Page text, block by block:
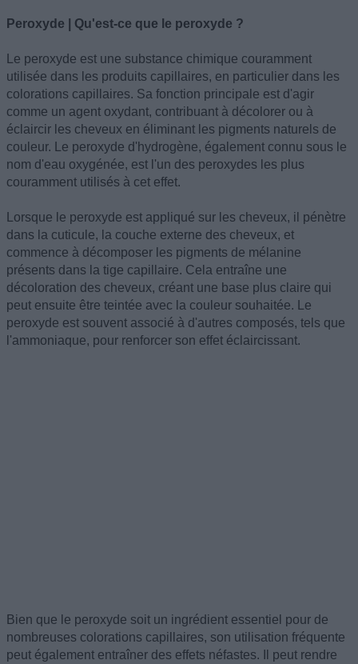
Peroxyde | Qu'est-ce que le peroxyde ?
Le peroxyde est une substance chimique couramment
utilisée dans les produits capillaires, en particulier dans les
colorations capillaires. Sa fonction principale est d'agir
comme un agent oxydant, contribuant à décolorer ou à
éclaircir les cheveux en éliminant les pigments naturels de
couleur. Le peroxyde d'hydrogène, également connu sous le
nom d'eau oxygénée, est l'un des peroxydes les plus
couramment utilisés à cet effet.
Lorsque le peroxyde est appliqué sur les cheveux, il pénètre
dans la cuticule, la couche externe des cheveux, et
commence à décomposer les pigments de mélanine
présents dans la tige capillaire. Cela entraîne une
décoloration des cheveux, créant une base plus claire qui
peut ensuite être teintée avec la couleur souhaitée. Le
peroxyde est souvent associé à d'autres composés, tels que
l'ammoniaque, pour renforcer son effet éclaircissant.
Bien que le peroxyde soit un ingrédient essentiel pour de
nombreuses colorations capillaires, son utilisation fréquente
peut également entraîner des effets néfastes. Il peut rendre